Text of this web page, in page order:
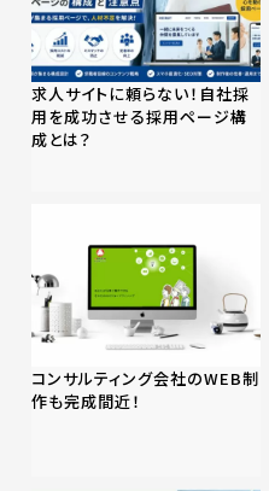
求人サイトに頼らない！自社採
用を成功させる採用ページ構
成とは？
コンサルティング会社のWEB制
作も完成間近！